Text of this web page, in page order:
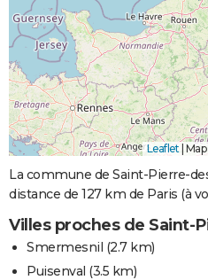
Leaflet
La commune de Saint-Pierre-
distance de 127 km de Paris (à
Villes proches de Saint-
Smermesnil (2.7 km)
Puisenval (3.5 km)